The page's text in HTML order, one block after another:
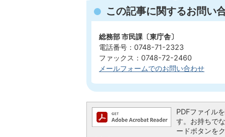
この記事に関するお問い
総務部 市民課〔東庁舎〕
電話番号：0748-71-2323
ファックス：0748-72-2460
メールフォームでのお問い合わせ
PDFファイル
す。お持ちで
ードボタンを